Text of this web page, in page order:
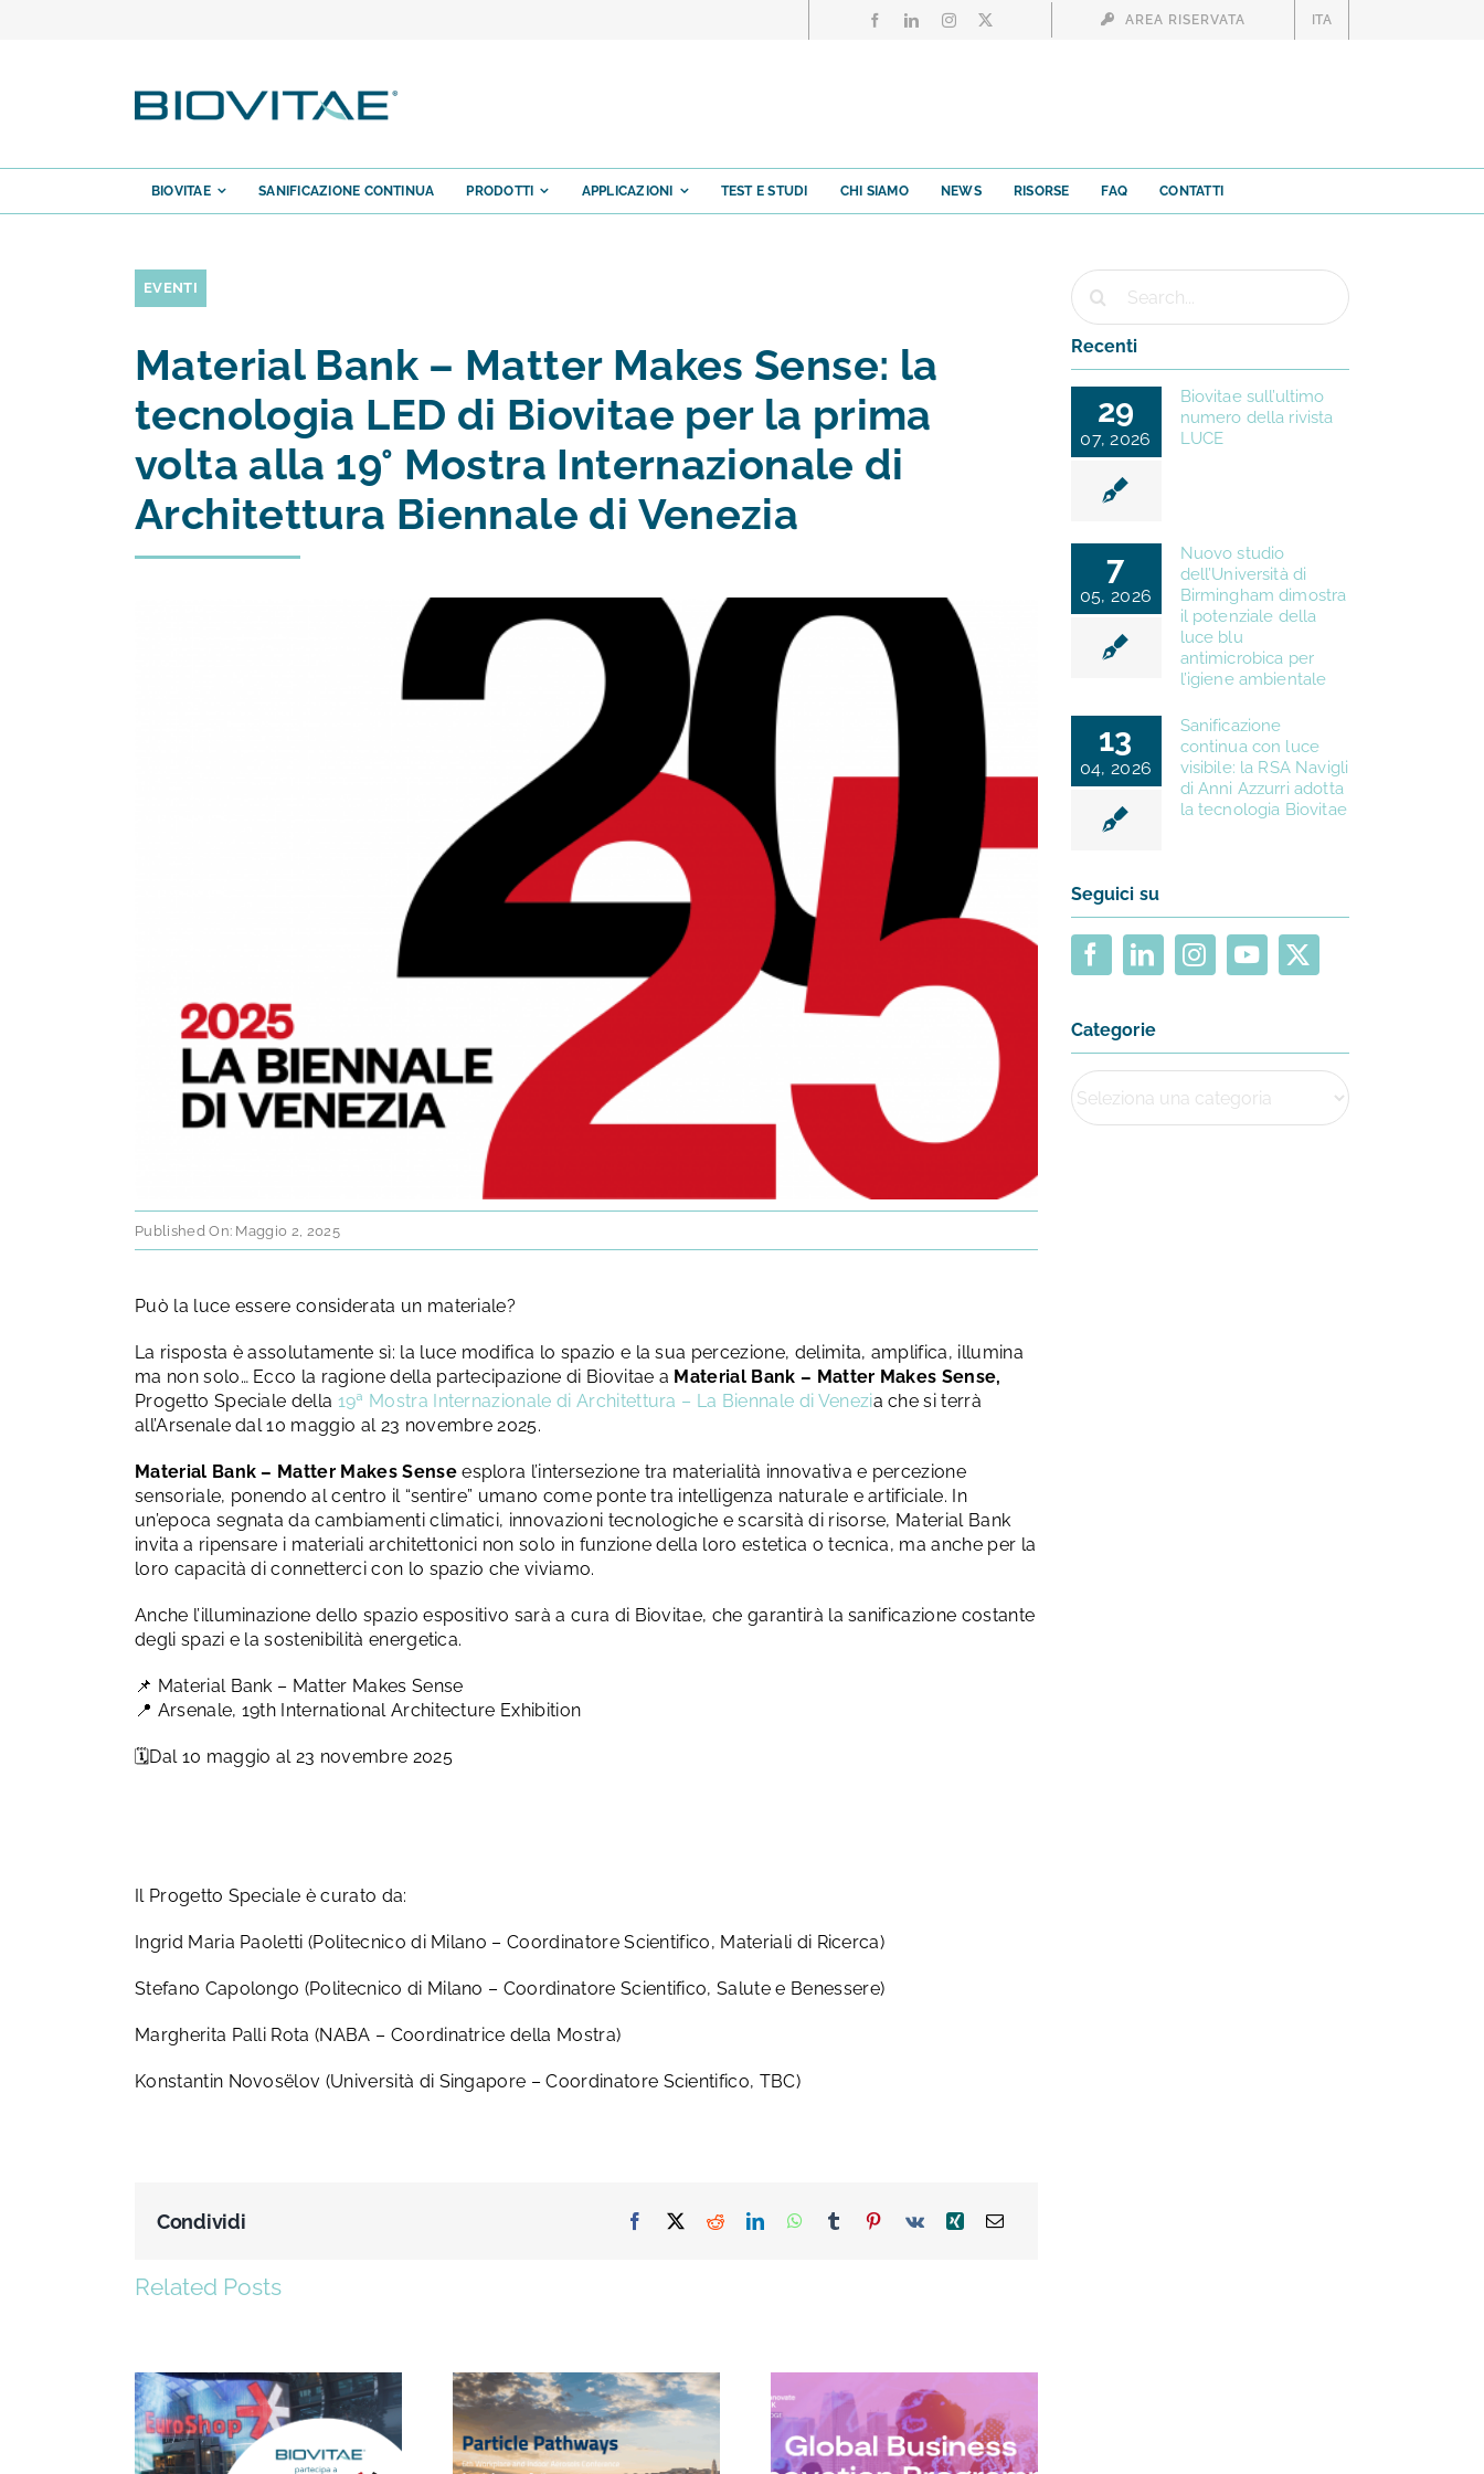
AREA RISERVATA ITA
BIOVITAE SANIFICAZIONE CONTINUA PRODOTTI APPLICAZIONI TEST E STUDI CHI SIAMO NEWS RISORSE FAQ CONTATTI
EVENTI
Material Bank – Matter Makes Sense: la
tecnologia LED di Biovitae per la prima
volta alla 19° Mostra Internazionale di
Architettura Biennale di Venezia
Published On: Maggio 2, 2025
Può la luce essere considerata un materiale?
La risposta è assolutamente sì: la luce modifica lo spazio e la sua percezione, delimita, amplifica, illumina
ma non solo… Ecco la ragione della partecipazione di Biovitae a Material Bank – Matter Makes Sense,
Progetto Speciale della 19ª Mostra Internazionale di Architettura – La Biennale di Venezia che si terrà
all’Arsenale dal 10 maggio al 23 novembre 2025.
Material Bank – Matter Makes Senseesplora l’intersezione tra materialità innovativa e percezione
sensoriale, ponendo al centro il “sentire” umano come ponte tra intelligenza naturale e artificiale. In
un’epoca segnata da cambiamenti climatici, innovazioni tecnologiche e scarsità di risorse, Material Bank
invita a ripensare i materiali architettonici non solo in funzione della loro estetica o tecnica, ma anche per la
loro capacità di connetterci con lo spazio che viviamo.
Anche l’illuminazione dello spazio espositivo sarà a cura di Biovitae, che garantirà la sanificazione costante
degli spazi e la sostenibilità energetica.
📌 Material Bank – Matter Makes Sense
📍 Arsenale, 19th International Architecture Exhibition
🗓Dal 10 maggio al 23 novembre 2025
Il Progetto Speciale è curato da:
Ingrid Maria Paoletti (Politecnico di Milano – Coordinatore Scientifico, Materiali di Ricerca)
Stefano Capolongo (Politecnico di Milano – Coordinatore Scientifico, Salute e Benessere)
Margherita Palli Rota (NABA – Coordinatrice della Mostra)
Konstantin Novosëlov (Università di Singapore – Coordinatore Scientifico, TBC)
Condividi
Related Posts
Cerca
per:
Recenti
29
07, 2026
Biovitae sull’ultimo
numero della rivista
LUCE
7
05, 2026
Nuovo studio
dell’Università di
Birmingham dimostra
il potenziale della
luce blu
antimicrobica per
l’igiene ambientale
13
04, 2026
Sanificazione
continua con luce
visibile: la RSA Navigli
di Anni Azzurri adotta
la tecnologia Biovitae
Seguici su
Categorie